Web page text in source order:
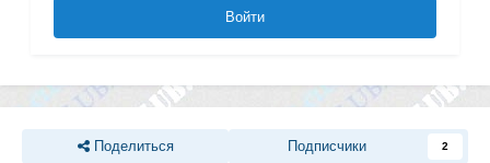
Войти
Поделиться Подписчики 2